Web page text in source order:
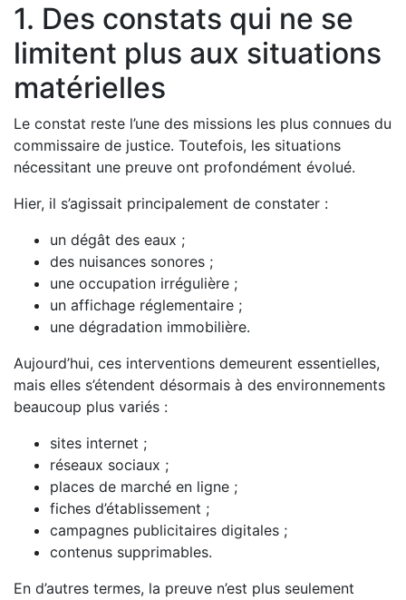
1. Des constats qui ne se
limitent plus aux situations
matérielles
Le constat reste l’une des missions les plus connues du
commissaire de justice. Toutefois, les situations
nécessitant une preuve ont profondément évolué.
Hier, il s’agissait principalement de constater :
un dégât des eaux ;
des nuisances sonores ;
une occupation irrégulière ;
un affichage réglementaire ;
une dégradation immobilière.
Aujourd’hui, ces interventions demeurent essentielles,
mais elles s’étendent désormais à des environnements
beaucoup plus variés :
sites internet ;
réseaux sociaux ;
places de marché en ligne ;
fiches d’établissement ;
campagnes publicitaires digitales ;
contenus supprimables.
En d’autres termes, la preuve n’est plus seulement